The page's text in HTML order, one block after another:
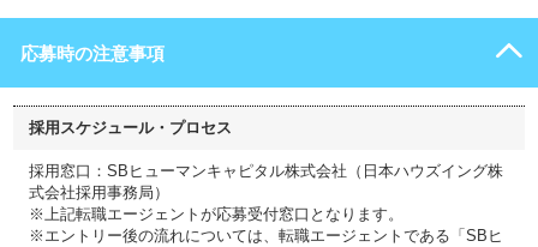
応募時の注意事項
採用スケジュール・プロセス
採用窓口：SBヒューマンキャピタル株式会社（日本ハウズイング株
式会社採用事務局）
※上記転職エージェントが応募受付窓口となります。
※エントリー後の流れについては、転職エージェントである「SBヒ